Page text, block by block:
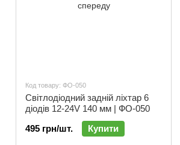
Код товару: ФО-050
Світлодіодний задній ліхтар 6
діодів 12-24V 140 мм | ФО-050
495 грн/шт.
Купити